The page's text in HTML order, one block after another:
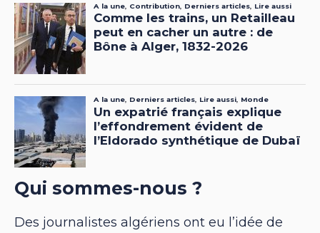
Qui sommes-nous ?
Des journalistes algériens ont eu l’idée de